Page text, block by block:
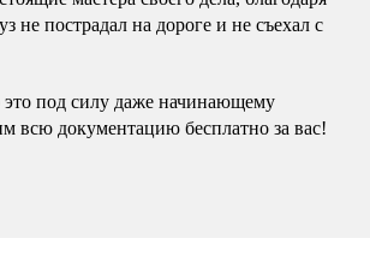
пострадал на дороге и не съехал с
это под силу даже начинающему
всю документацию бесплатно за вас!